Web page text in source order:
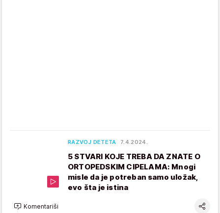
RAZVOJ DETETA 7.4.2024.
5 STVARI KOJE TREBA DA ZNATE O
ORTOPEDSKIM CIPELAMA: Mnogi
misle da je potreban samo uložak,
evo šta je istina
Komentariši